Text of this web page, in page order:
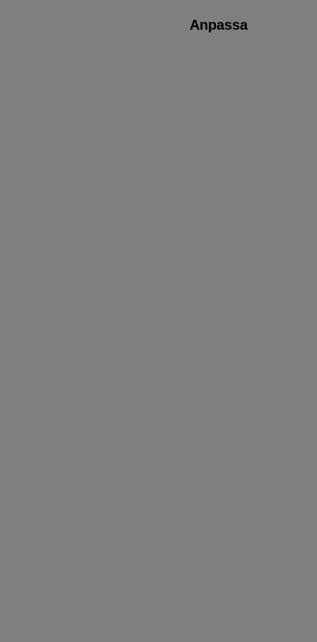
Anpassa